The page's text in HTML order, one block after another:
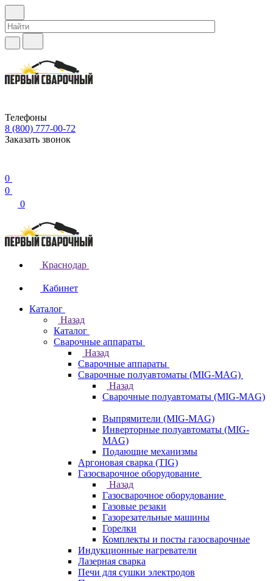
Телефоны
8 (800) 777-00-72
Заказать звонок
0
0
0
Краснодар
Кабинет
Каталог
Назад
Каталог
Сварочные аппараты
Назад
Сварочные аппараты
Сварочные полуавтоматы (MIG-MAG)
Назад
Сварочные полуавтоматы (MIG-MAG)
Выпрямители (MIG-MAG)
Инверторные полуавтоматы (MIG-
MAG)
Подающие механизмы
Аргоновая сварка (TIG)
Газосварочное оборудование
Назад
Газосварочное оборудование
Газовые резаки
Газорезательные машины
Горелки
Комплекты и посты газосварочные
Индукционные нагреватели
Лазерная сварка
Печи для сушки электродов